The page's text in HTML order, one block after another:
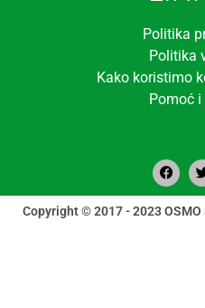
Politika
Politika
Kako koristimo
Pomoć i
Copyright © 2017 - 2023